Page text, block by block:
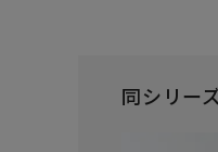
同シリー